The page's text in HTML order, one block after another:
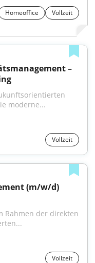
Homeoffice
Vollzeit
–
moderne...
Vollzeit
(m/w/d)
Rahmen der direkten
Vollzeit